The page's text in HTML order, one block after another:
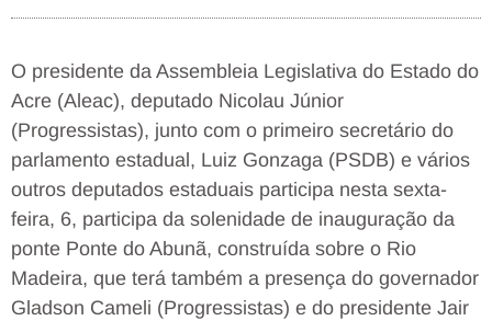
O presidente da Assembleia Legislativa do Estado do
Acre (Aleac), deputado Nicolau Júnior
(Progressistas), junto com o primeiro secretário do
parlamento estadual, Luiz Gonzaga (PSDB) e vários
outros deputados estaduais participa nesta sexta-
feira, 6, participa da solenidade de inauguração da
ponte Ponte do Abunã, construída sobre o Rio
Madeira, que terá também a presença do governador
Gladson Cameli (Progressistas) e do presidente Jair